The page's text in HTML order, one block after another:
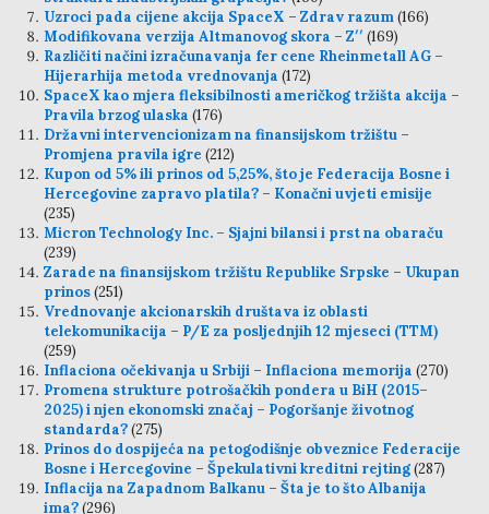
Uzroci pada cijene akcija SpaceX – Zdrav razum(166)
Modifikovana verzija Altmanovog skora – Z′′ (169)
Različiti načini izračunavanja fer cene Rheinmetall AG –
Hijerarhija metoda vrednovanja (172)
SpaceX kao mjera fleksibilnosti američkog tržišta akcija –
Pravila brzog ulaska (176)
Državni intervencionizam na finansijskom tržištu –
Promjena pravila igre (212)
Kupon od 5% ili prinos od 5,25%, što je Federacija Bosne i
Hercegovine zapravo platila? – Konačni uvjeti emisije
(235)
Micron Technology Inc. – Sjajni bilansi i prst na obaraču
(239)
Zarade na finansijskom tržištu Republike Srpske – Ukupan
prinos(251)
Vrednovanje akcionarskih društava iz oblasti
telekomunikacija – P/E za posljednjih 12 mjeseci (TTM)
(259)
Inflaciona očekivanja u Srbiji – Inflaciona memorija (270)
Promena strukture potrošačkih pondera u BiH (2015–
2025) i njen ekonomski značaj – Pogoršanje životnog
standarda?(275)
Prinos do dospijeća na petogodišnje obveznice Federacije
Bosne i Hercegovine – Špekulativni kreditni rejting(287)
Inflacija na Zapadnom Balkanu – Šta je to što Albanija
ima?(296)